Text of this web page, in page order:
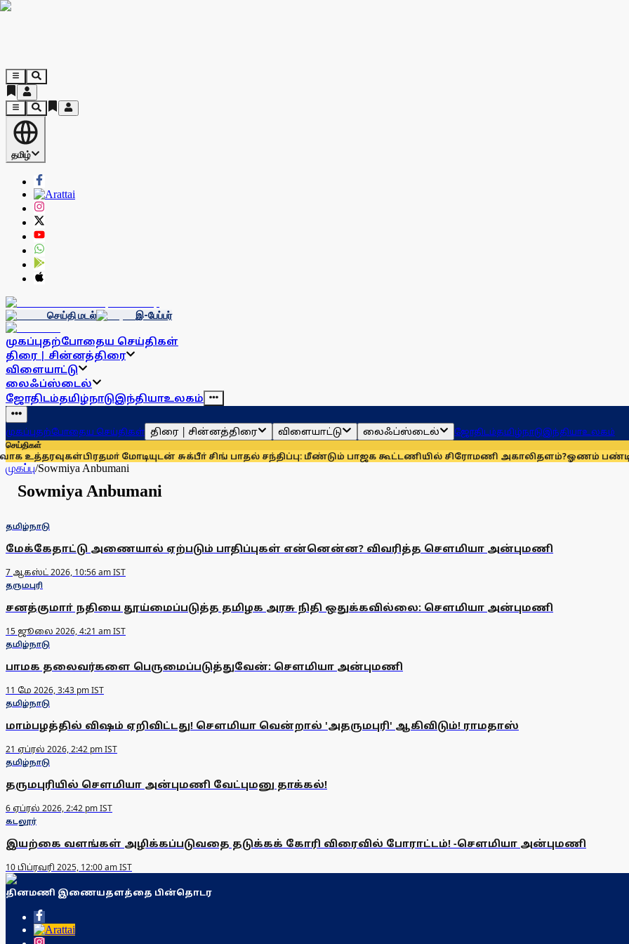
தமிழ்
செய்தி மடல் இ-பேப்பர்
முகப்புதற்போதைய செய்திகள்
திரை | சின்னத்திரை
விளையாட்டு
லைஃப்ஸ்டைல்
ஜோதிடம்தமிழ்நாடுஇந்தியாஉலகம்
முகப்புதற்போதைய செய்திகள் திரை | சின்னத்திரை விளையாட்டு லைஃப்ஸ்டைல் ஜோதிடம்தமிழ்நாடுஇந்தியாஉலகம்
செய்திகள்
உத்தரவுகள்பிரதமா் மோடியுடன் சுக்பீா் சிங் பாதல் சந்திப்பு: மீண்டும் பாஜக கூட்டணியில் சிரோமணி அகாலிதளம்?ஓணம்
முகப்பு/Sowmiya Anbumani
Sowmiya Anbumani
தமிழ்நாடு
மேக்கேதாட்டு அணையால் ஏற்படும் பாதிப்புகள் என்னென்ன? விவரித்த சௌமியா அன்புமணி
7 ஆகஸ்ட் 2026, 10:56 am IST
தருமபுரி
சனத்குமாா் நதியை தூய்மைப்படுத்த தமிழக அரசு நிதி ஒதுக்கவில்லை: செளமியா அன்புமணி
15 ஜூலை 2026, 4:21 am IST
தமிழ்நாடு
பாமக தலைவர்களை பெருமைப்படுத்துவேன்: செளமியா அன்புமணி
11 மே 2026, 3:43 pm IST
தமிழ்நாடு
மாம்பழத்தில் விஷம் ஏறிவிட்டது! சௌமியா வென்றால் 'அதருமபுரி' ஆகிவிடும்! ராமதாஸ்
21 ஏப்ரல் 2026, 2:42 pm IST
தமிழ்நாடு
தருமபுரியில் சௌமியா அன்புமணி வேட்புமனு தாக்கல்!
6 ஏப்ரல் 2026, 2:42 pm IST
கடலூர்
இயற்கை வளங்கள் அழிக்கப்படுவதை தடுக்கக் கோரி விரைவில் போராட்டம்! -சௌமியா அன்புமணி
10 பிப்ரவரி 2025, 12:00 am IST
தினமணி இணையதளத்தை பின்தொடர